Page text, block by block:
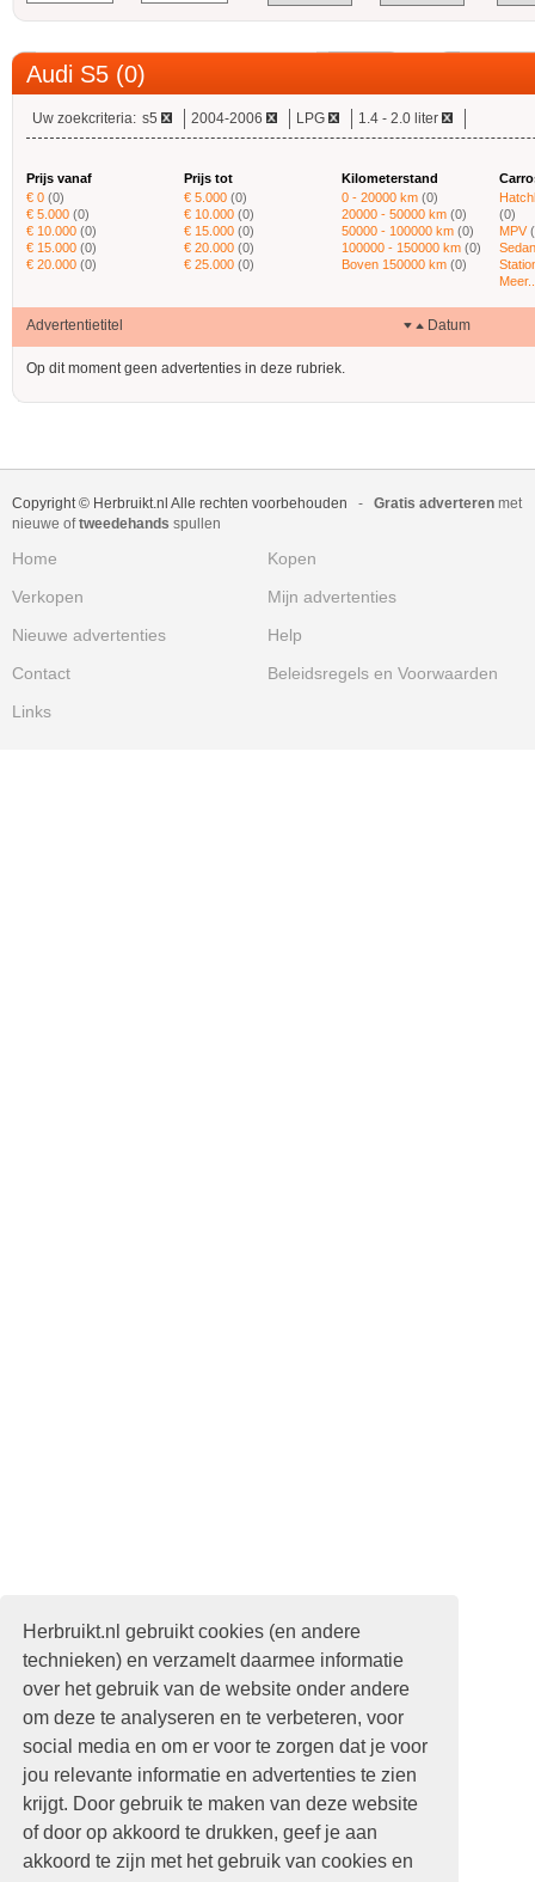
Herbruikt.nl gebruikt cookies (en andere
technieken) en verzamelt daarmee informatie
over het gebruik van de website onder andere
om deze te analyseren en te verbeteren, voor
social media en om er voor te zorgen dat je voor
jou relevante informatie en advertenties te zien
krijgt. Door gebruik te maken van deze website
of door op akkoord te drukken, geef je aan
akkoord te zijn met het gebruik van cookies en
Audi S5 (0)
Uw zoekcriteria: s5 2004-2006 LPG 1.4 - 2.0 liter
Prijs vanaf
€ 0 (0)
€ 5.000 (0)
€ 10.000 (0)
€ 15.000 (0)
€ 20.000 (0)
Prijs tot
€ 5.000 (0)
€ 10.000 (0)
€ 15.000 (0)
€ 20.000 (0)
€ 25.000 (0)
Kilometerstand
0 - 20000 km (0)
20000 - 50000 km (0)
50000 - 100000 km (0)
100000 - 150000 km (0)
Boven 150000 km (0)
(0)
MPV
Advertentietitel Datum
Op dit moment geen advertenties in deze rubriek.
Copyright © Herbruikt.nl Alle rechten voorbehouden - Gratis adverteren met
nieuwe oftweedehands spullen
Home
Kopen
Verkopen
Mijn advertenties
Nieuwe advertenties
Help
Contact
Beleidsregels en Voorwaarden
Links